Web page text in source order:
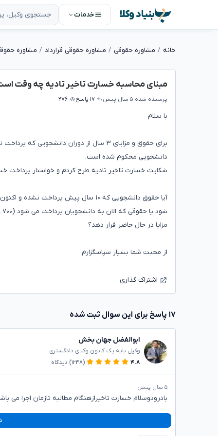
بنیاد وکلا خدمات
خانه مشاوره حقوقی مشاوره حقوقی قرارداد مشاوره
مبنای محاسبه خسارت تاخیر تادیه چه وقت
پرسیده شده ۵ سال پیش ۱۷ پاسخ ۲۷۶
با سلام
برای حقوق و مزایای ۳ سال از دوران
دانشجویی محکوم شده است.
شکایت خسارت تاخیر تادیه طرح کردم و خواستار پرداخت خسارت از
مزایا در حال حاضر قرار دهد؟
از محبت شما بسیار سپاسگزارم
اشتراک گذاری
۱۷ پاسخ برای این سوال ثبت شده
ابوالفضل جهان بخش
وکیل پایه یک کانون وکلای دادگستری
۴.۸
(۱۲۴۸) دیدگاه
۵ سال پیش
بادرودوسلام خسارت تاخیرازهنگام مطالبه تازمان اجرا می